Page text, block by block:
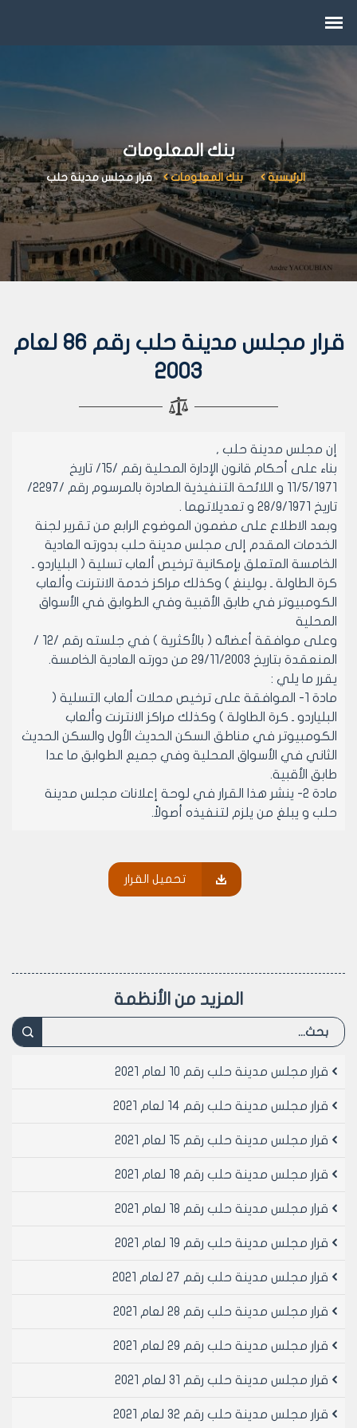
بنك المعلومات
الرئيسية بنك المعلومات قرار مجلس مدينة حلب
قرار مجلس مدينة حلب رقم 86 لعام
2003
إن مجلس مدينة حلب ,
بناء على أحكام قانون الإدارة المحلية رقم /15/ تاريخ
11/5/1971 و اللائحة التنفيذية الصادرة بالمرسوم رقم /2297/
تاريخ 28/9/1971 و تعديلاتهما .
وبعد الاطلاع على مضمون الموضوع الرابع من تقرير لجنة
الخدمات المقدم إلى مجلس مدينة حلب بدورته العادية
الخامسة المتعلق بإمكانية ترخيص ألعاب تسلية ( البلياردو ـ
كرة الطاولة ـ بولينغ ) وكذلك مراكز خدمة الانترنت وألعاب
الكومبيوتر في طابق الأقبية وفي الطوابق في الأسواق
المحلية
وعلى موافقة أعضائه ( بالأكثرية ) في جلسته رقم /12 /
المنعقدة بتاريخ 29/11/2003 من دورته العادية الخامسة.
يقرر ما يلي :
مادة 1- الموافقة على ترخيص محلات ألعاب التسلية (
البلياردو ـ كرة الطاولة ) وكذلك مراكز الانترنت وألعاب
الكومبيوتر في مناطق السكن الحديث الأول والسكن الحديث
الثاني في الأسواق المحلية وفي جميع الطوابق ما عدا
طابق الأقبية.
مادة 2- ينشر هذا القرار في لوحة إعلانات مجلس مدينة
حلب و يبلغ من يلزم لتنفيذه أصولاً.
رئيس مجلس مدينة حلب
الدكتورالمهندس معن الشبلي
تحميل القرار
المزيد من الأنظمة
قرار مجلس مدينة حلب رقم 10 لعام 2021
قرار مجلس مدينة حلب رقم 14 لعام 2021
قرار مجلس مدينة حلب رقم 15 لعام 2021
قرار مجلس مدينة حلب رقم 18 لعام 2021
قرار مجلس مدينة حلب رقم 18 لعام 2021
قرار مجلس مدينة حلب رقم 19 لعام 2021
قرار مجلس مدينة حلب رقم 27 لعام 2021
قرار مجلس مدينة حلب رقم 28 لعام 2021
قرار مجلس مدينة حلب رقم 29 لعام 2021
قرار مجلس مدينة حلب رقم 31 لعام 2021
قرار مجلس مدينة حلب رقم 32 لعام 2021